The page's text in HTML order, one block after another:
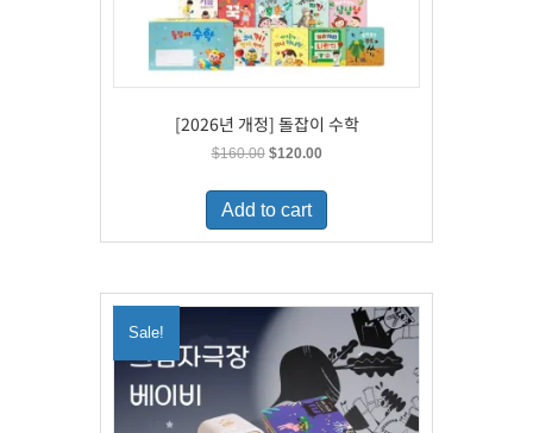
[2026년 개정] 돌잡이 수학
$160.00 Original
was:
$160.00.
$120.00Current
is:
Add to cart
Sale!